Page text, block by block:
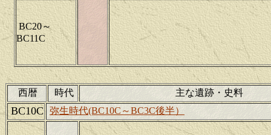
BC20～
BC11C
西暦 時代 主な遺跡・史料
BC10C 弥生時代(BC10C～BC3C後半）